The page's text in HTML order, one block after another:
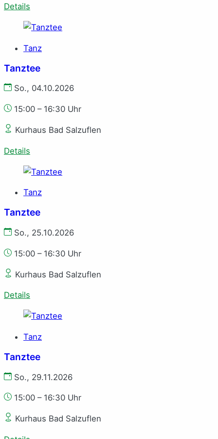
Details
Tanz
Tanztee
So., 04.10.2026
15:00 – 16:30 Uhr
Kurhaus Bad Salzuflen
Details
Tanz
Tanztee
So., 25.10.2026
15:00 – 16:30 Uhr
Kurhaus Bad Salzuflen
Details
Tanz
Tanztee
So., 29.11.2026
15:00 – 16:30 Uhr
Kurhaus Bad Salzuflen